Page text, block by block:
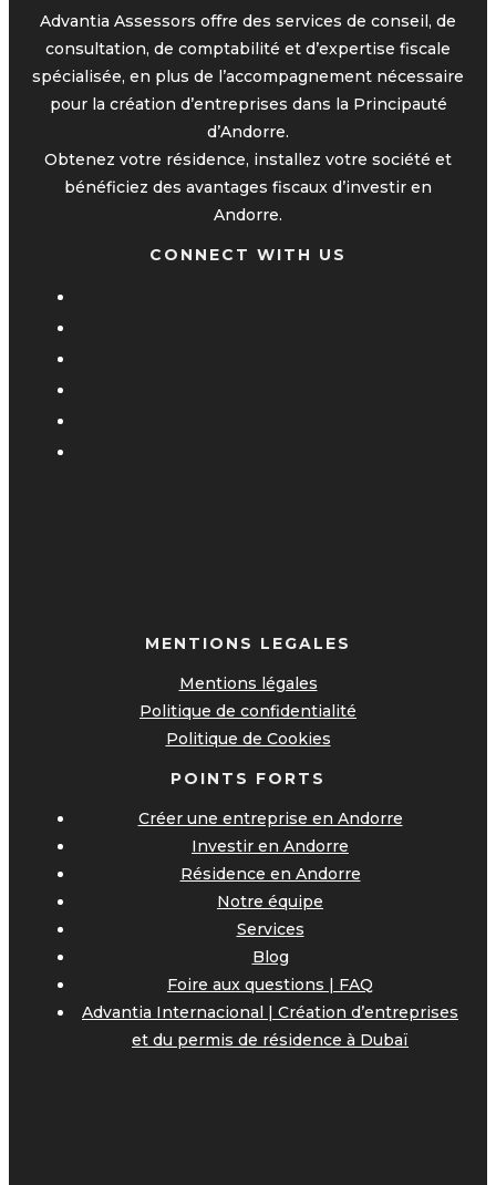
Advantia Assessors offre des services de conseil, de
consultation, de comptabilité et d’expertise fiscale
spécialisée, en plus de l’accompagnement nécessaire
pour la création d’entreprises dans la Principauté
d’Andorre.
Obtenez votre résidence, installez votre société et
bénéficiez des avantages fiscaux d’investir en
Andorre.
CONNECT WITH US
MENTIONS LEGALES
Mentions légales
Politique de confidentialité
Politique de Cookies
POINTS FORTS
Créer une entreprise en Andorre
Investir en Andorre
Résidence en Andorre
Notre équipe
Services
Blog
Foire aux questions | FAQ
Advantia Internacional | Création d’entreprises
et du permis de résidence à Dubaï